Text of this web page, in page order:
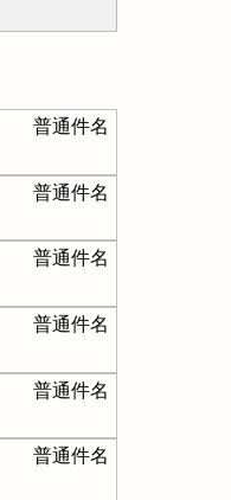
普通件名
普通件名
普通件名
普通件名
普通件名
普通件名